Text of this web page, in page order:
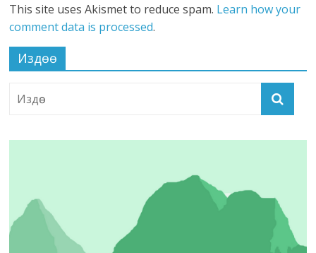
This site uses Akismet to reduce spam. Learn how your
comment data is processed.
Издөө